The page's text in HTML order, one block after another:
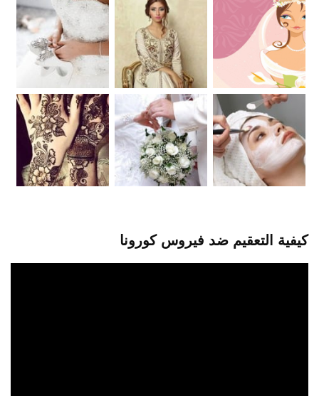
كيفية التعقيم ضد فيروس كورونا